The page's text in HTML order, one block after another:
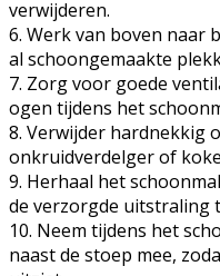
verwijderen.
6. Werk van boven naar
al schoongemaakte
7. Zorg voor goede
ogen tijdens het
8. Verwijder hardnekkig
onkruidverdelger of
9. Herhaal het
de verzorgde uitstraling
10. Neem tijdens het
naast de stoep mee,